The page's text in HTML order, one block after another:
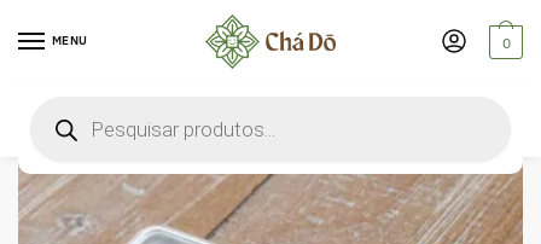
MENU 0